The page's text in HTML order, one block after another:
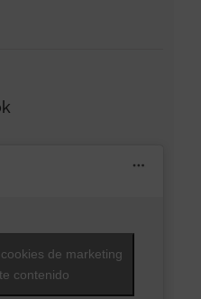
de marketing
contenido